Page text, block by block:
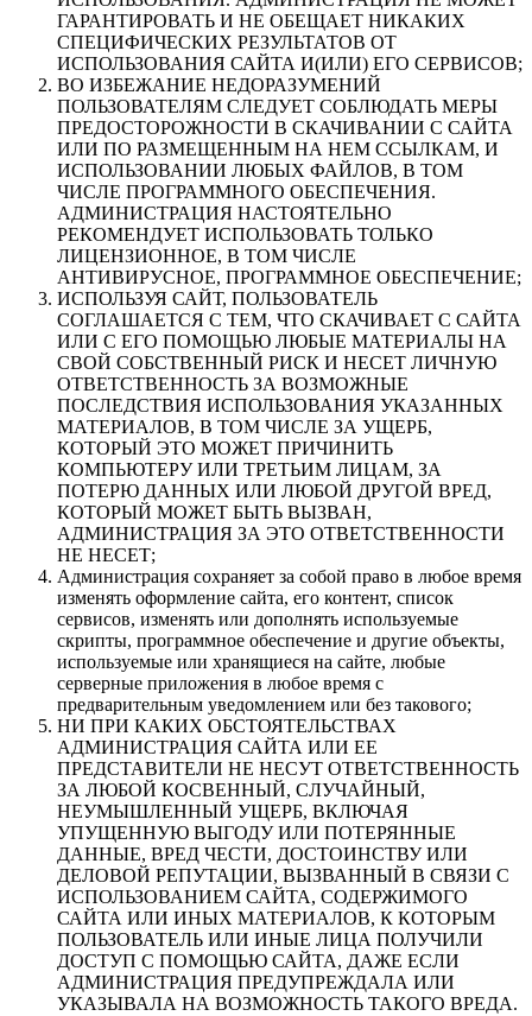
ГАРАНТИРОВАТЬ И НЕ ОБЕЩАЕТ НИКАКИХ
СПЕЦИФИЧЕСКИХ РЕЗУЛЬТАТОВ ОТ
ИСПОЛЬЗОВАНИЯ САЙТА И(ИЛИ) ЕГО СЕРВИСОВ;
ВО ИЗБЕЖАНИЕ НЕДОРАЗУМЕНИЙ
ПОЛЬЗОВАТЕЛЯМ СЛЕДУЕТ СОБЛЮДАТЬ МЕРЫ
ПРЕДОСТОРОЖНОСТИ В СКАЧИВАНИИ С САЙТА
ИЛИ ПО РАЗМЕЩЕННЫМ НА НЕМ ССЫЛКАМ, И
ИСПОЛЬЗОВАНИИ ЛЮБЫХ ФАЙЛОВ, В ТОМ
ЧИСЛЕ ПРОГРАММНОГО ОБЕСПЕЧЕНИЯ.
АДМИНИСТРАЦИЯ НАСТОЯТЕЛЬНО
РЕКОМЕНДУЕТ ИСПОЛЬЗОВАТЬ ТОЛЬКО
ЛИЦЕНЗИОННОЕ, В ТОМ ЧИСЛЕ
АНТИВИРУСНОЕ, ПРОГРАММНОЕ ОБЕСПЕЧЕНИЕ;
ИСПОЛЬЗУЯ САЙТ, ПОЛЬЗОВАТЕЛЬ
СОГЛАШАЕТСЯ С ТЕМ, ЧТО СКАЧИВАЕТ С САЙТА
ИЛИ С ЕГО ПОМОЩЬЮ ЛЮБЫЕ МАТЕРИАЛЫ НА
СВОЙ СОБСТВЕННЫЙ РИСК И НЕСЕТ ЛИЧНУЮ
ОТВЕТСТВЕННОСТЬ ЗА ВОЗМОЖНЫЕ
ПОСЛЕДСТВИЯ ИСПОЛЬЗОВАНИЯ УКАЗАННЫХ
МАТЕРИАЛОВ, В ТОМ ЧИСЛЕ ЗА УЩЕРБ,
КОТОРЫЙ ЭТО МОЖЕТ ПРИЧИНИТЬ
КОМПЬЮТЕРУ ИЛИ ТРЕТЬИМ ЛИЦАМ, ЗА
ПОТЕРЮ ДАННЫХ ИЛИ ЛЮБОЙ ДРУГОЙ ВРЕД,
КОТОРЫЙ МОЖЕТ БЫТЬ ВЫЗВАН,
АДМИНИСТРАЦИЯ ЗА ЭТО ОТВЕТСТВЕННОСТИ
НЕ НЕСЕТ;
Администрация сохраняет за собой право в любое время
изменять оформление сайта, его контент, список
сервисов, изменять или дополнять используемые
скрипты, программное обеспечение и другие объекты,
используемые или хранящиеся на сайте, любые
серверные приложения в любое время с
предварительным уведомлением или без такового;
НИ ПРИ КАКИХ ОБСТОЯТЕЛЬСТВАХ
АДМИНИСТРАЦИЯ САЙТА ИЛИ ЕЕ
ПРЕДСТАВИТЕЛИ НЕ НЕСУТ ОТВЕТСТВЕННОСТЬ
ЗА ЛЮБОЙ КОСВЕННЫЙ, СЛУЧАЙНЫЙ,
НЕУМЫШЛЕННЫЙ УЩЕРБ, ВКЛЮЧАЯ
УПУЩЕННУЮ ВЫГОДУ ИЛИ ПОТЕРЯННЫЕ
ДАННЫЕ, ВРЕД ЧЕСТИ, ДОСТОИНСТВУ ИЛИ
ДЕЛОВОЙ РЕПУТАЦИИ, ВЫЗВАННЫЙ В СВЯЗИ С
ИСПОЛЬЗОВАНИЕМ САЙТА, СОДЕРЖИМОГО
САЙТА ИЛИ ИНЫХ МАТЕРИАЛОВ, К КОТОРЫМ
ПОЛЬЗОВАТЕЛЬ ИЛИ ИНЫЕ ЛИЦА ПОЛУЧИЛИ
ДОСТУП С ПОМОЩЬЮ САЙТА, ДАЖЕ ЕСЛИ
АДМИНИСТРАЦИЯ ПРЕДУПРЕЖДАЛА ИЛИ
УКАЗЫВАЛА НА ВОЗМОЖНОСТЬ ТАКОГО ВРЕДА.